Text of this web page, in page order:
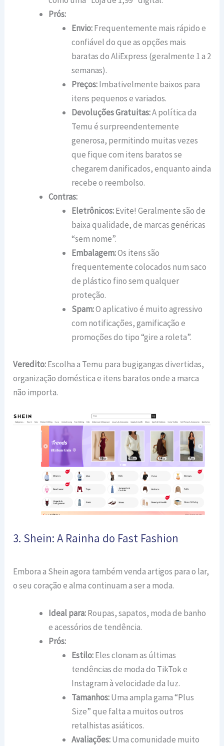
Prós:
Envio:Frequentemente mais rápido e
confiável do que as opções mais
baratas do AliExpress (geralmente 1 a 2
semanas).
Preços:Imbativelmente baixos para
itens pequenos e variados.
Devoluções Gratuitas:A política da
Temu é surpreendentemente
generosa, permitindo muitas vezes
que fique com itens baratos se
chegarem danificados, enquanto ainda
recebe o reembolso.
Contras:
Eletrônicos:Evite! Geralmente são de
baixa qualidade, de marcas genéricas
“sem nome”.
Embalagem:Os itens são
frequentemente colocados num saco
de plástico fino sem qualquer
proteção.
Spam:O aplicativo é muito agressivo
com notificações, gamificação e
promoções do tipo “gire a roleta”.
Veredito:Escolha a Temu para bugigangas divertidas,
organização doméstica e itens baratos onde a marca
não importa.
3. Shein: A Rainha do Fast Fashion
Embora a Shein agora também venda artigos para o lar,
o seu coração e alma continuam a ser a moda.
Ideal para:Roupas, sapatos, moda de banho
e acessórios de tendência.
Prós:
Estilo:Eles clonam as últimas
tendências de moda do TikTok e
Instagram à velocidade da luz.
Tamanhos:Uma ampla gama “Plus
Size” que falta a muitos outros
retalhistas asiáticos.
Avaliações:Uma comunidade muito